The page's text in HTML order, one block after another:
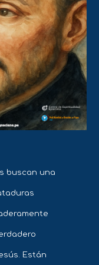
buscan una
Están